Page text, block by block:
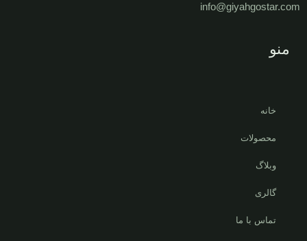
info@giyahgostar.com
منو
خانه
محصولات
وبلاگ
گالری
تماس با ما